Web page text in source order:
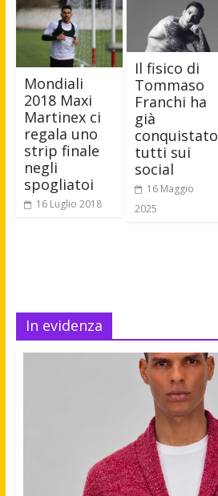
Mondiali
2018 Maxi
Martinex ci
regala uno
strip finale
negli
spogliatoi
16 Luglio 2018
Il fisico di
Tommaso
Franchi ha
già
conquistato
tutti sui
social
16 Maggio
2025
In evidenza